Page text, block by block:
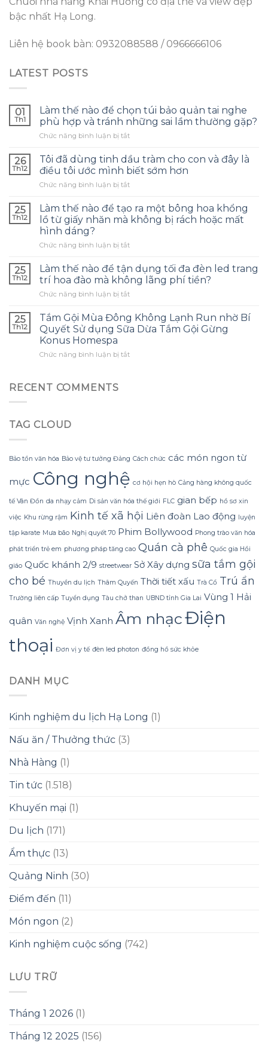
bậc nhất Hạ Long.
Liên hệ book bàn: 0932088588 / 0966666106
LATEST POSTS
01
Th1
Làm thế nào để chọn túi bảo quản tai nghe
phù hợp và tránh những sai lầm thường gặp?
Chức năng bình luận bị tắtở
thế
nào
để
chọn
bảo
quản
phù
và
tránh
những
sai
thường
gặp?
26
Th12
Tôi đã dùng tinh dầu tràm cho con và đây là
điều tôi ước mình biết sớm hơn
Chức năng bình luận bị tắtở
dùng
tinh
tràm
con
đây
là
tôi
ước
sớm
25
Th12
Làm thế nào để tạo ra một bông hoa khổng
lồ từ giấy nhăn mà không bị rách hoặc mất
hình dáng?
Chức năng bình luận bị tắtở
thế
nào
để
tạo
một
bông
lồ
hình
25
Th12
Làm thế nào để tận dụng tối đa đèn led trang
trí hoa đào mà không lãng phí tiền?
Chức năng bình luận bị tắtở
thế
nào
để
dụng
không
tiền?
25
Th12
Tắm Gội Mùa Đông Không Lạnh Run nhờ Bí
Quyết Sử dụng Sữa Dừa Tắm Gội Gừng
Konus Homespa
Chức năng bình luận bị tắtở
Quyết
Sữa
Tắm
Gội
Konus
Homespa
RECENT COMMENTS
TAG CLOUD
Bảo tồn văn hóa Bảo vệ tư tưởng Đảng Cách chức các món ngon từ
mực Công nghệ cơ hội hẹn hò Cảng hàng không quốc
tế Vân Đồn da nhạy cảm Di sản văn hóa thế giới FLC gian bếp hồ sơ xin
việc Khu rừng rậm Kinh tế xã hội Liên đoàn Lao động luyện
tập karate Mưa bão Nghị quyết 70 Phim Bollywood Phong trào văn hóa
phát triển trẻ em phương pháp tăng cao Quán cà phê Quốc gia Hồi
giáo Quốc khánh 2/9 streetwear Sở Xây dựng sữa tắm gội
cho bé Thuyền du lịch Thâm Quyến Thời tiết xấu Trà Cổ Trú ẩn
Trường liên cấp Tuyển dụng Tàu chở than UBND tỉnh Gia Lai Vùng 1 Hải
quân Văn nghệ Vịnh Xanh Âm nhạcĐiện
thoại Đơn vị y tế đèn led photon đồng hồ sức khỏe
DANH MỤC
Kinh nghiệm du lịch Hạ Long (1)
Nấu ăn / Thưởng thức (3)
Nhà Hàng (1)
Tin tức (1.518)
Khuyến mại (1)
Du lịch (171)
Ẩm thực (13)
Quảng Ninh (30)
Điểm đến (11)
Món ngon (2)
Kinh nghiệm cuộc sống (742)
LƯU TRỮ
Tháng 1 2026 (1)
Tháng 12 2025 (156)